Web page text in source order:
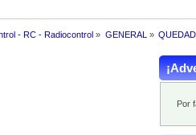
- RC - Radiocontrol » GENERAL »
Por